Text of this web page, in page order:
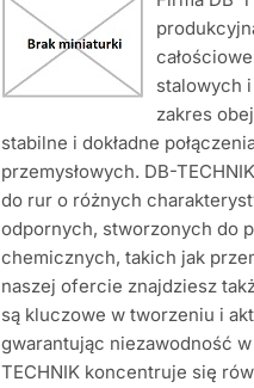
stalowych
zakres
stabilne i dokładne
przemysłowych. DB-
do rur o różnych
odpornych, stworzonych do
chemicznych, takich jak
naszej ofercie znajdziesz
są kluczowe w tworzeniu i
gwarantując niezawodność
TECHNIK koncentruje się